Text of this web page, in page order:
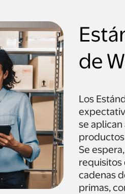
de
Los
se
Se
requisitos
cadenas
primas,